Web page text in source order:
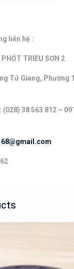
liên hệ :
TRIỀU SƠN 2
Tử Giang, Phường
38 563 812 –